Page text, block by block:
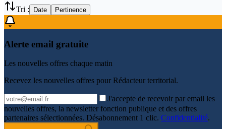
Tri :
Date Pertinence
Alerte email gratuite
Les nouvelles offres chaque matin
Recevez les nouvelles offres pour Rédacteur territorial.
J'accepte de recevoir par email les
nouvelles offres, la newsletter fonction publique et des offres
partenaires sélectionnées. Désabonnement 1 clic. Confidentialité.